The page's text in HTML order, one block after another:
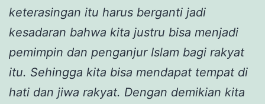
keterasingan itu harus berganti jadi
kesadaran bahwa kita justru bisa menjadi
pemimpin dan penganjur Islam bagi rakyat
itu. Sehingga kita bisa mendapat tempat di
hati dan jiwa rakyat. Dengan demikian kita